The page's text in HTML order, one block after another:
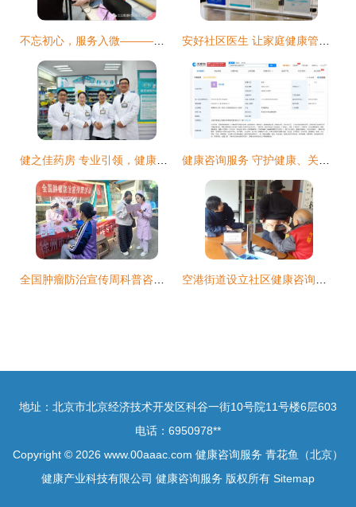
地址：北京市北京经济技术开发区科谷一街10号院11号楼6层603
电话：6950978**
Copyright © 2026 www.00aaac.com 健康咨询服务 青花鱼（北京）
健康产业科技有限公司 健康咨询服务 版权所有 Sitemap